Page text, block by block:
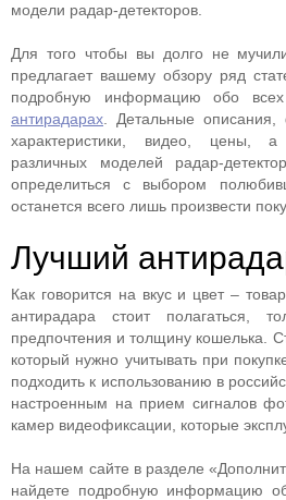
модели радар-детекторов.
Для того чтобы вы долго не
предлагает вашему обзору ряд
подробную информацию обо
антирадарах . Детальные описания,
характеристики, видео, цены, а
различных моделей радар-
определиться с выбором
останется всего лишь произвести
Лучший
Как говорится на вкус и цвет –
антирадара стоит полагаться,
предпочтения и толщину кошелька.
который нужно учитывать при
подходить к использованию в
настроенным на прием сигналов
камер видеофиксации, которые
На нашем сайте в разделе
найдете подробную информацию